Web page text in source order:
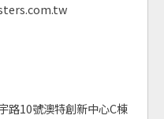
路10號澳特創新中心C棟